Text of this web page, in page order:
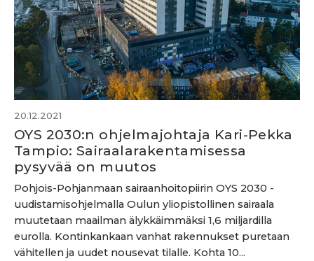
20.12.2021
OYS 2030:n ohjelmajohtaja Kari-Pekka
Tampio: Sairaalarakentamisessa
pysyvää on muutos
Pohjois-Pohjanmaan sairaanhoitopiirin OYS 2030 -
uudistamisohjelmalla Oulun yliopistollinen sairaala
muutetaan maailman älykkäimmäksi 1,6 miljardilla
eurolla. Kontinkankaan vanhat rakennukset puretaan
vähitellen ja uudet nousevat tilalle. Kohta 10...